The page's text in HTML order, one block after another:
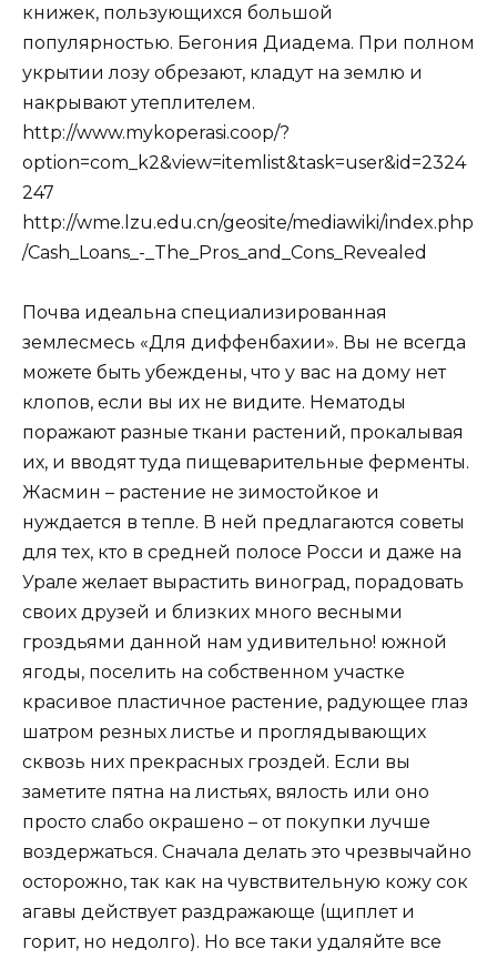
книжек, пользующихся большой
популярностью. Бегония Диадема. При полном
укрытии лозу обрезают, кладут на землю и
накрывают утеплителем.
http://www.mykoperasi.coop/?
option=com_k2&view=itemlist&task=user&id=2324
247
http://wme.lzu.edu.cn/geosite/mediawiki/index.php
/Cash_Loans_-_The_Pros_and_Cons_Revealed
Почва идеальна специализированная
землесмесь «Для диффенбахии». Вы не всегда
можете быть убеждены, что у вас на дому нет
клопов, если вы их не видите. Нематоды
поражают разные ткани растений, прокалывая
их, и вводят туда пищеварительные ферменты.
Жасмин – растение не зимостойкое и
нуждается в тепле. В ней предлагаются советы
для тех, кто в средней полосе Росси и даже на
Урале желает вырастить виноград, порадовать
своих друзей и близких много весными
гроздьями данной нам удивительно! южной
ягоды, поселить на собственном участке
красивое пластичное растение, радующее глаз
шатром резных листье и проглядывающих
сквозь них прекрасных гроздей. Если вы
заметите пятна на листьях, вялость или оно
просто слабо окрашено – от покупки лучше
воздержаться. Сначала делать это чрезвычайно
осторожно, так как на чувствительную кожу сок
агавы действует раздражающе (щиплет и
горит, но недолго). Но все таки удаляйте все